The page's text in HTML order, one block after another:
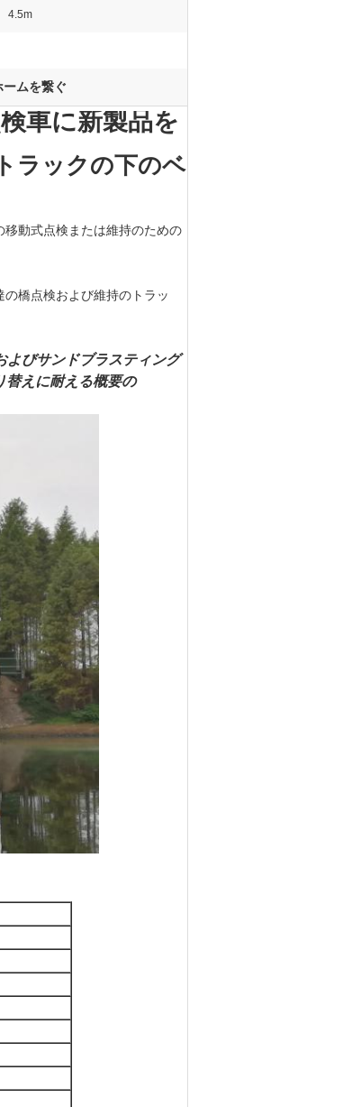
4.5m
ムを繋ぐ
車に新製品を
ラックの下のベ
動式点検または維持のための
橋点検および維持のトラッ
よびサンドブラスティング
えに耐える概要の